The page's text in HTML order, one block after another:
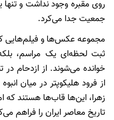
روی مقبره وجود نداشت و
جمعیت جدا می‌کرد.
مجموعه‌ عکس‌ها و فیلم‌هایی
ثبت لحظه‌ای یک مراسم،
خوانده می‌شوند. از ازدحام
از فرود هلیکوپتر در میان
زهرا، این‌ها قاب‌ها هستند که
تاریخ معاصر ایران را فراهم